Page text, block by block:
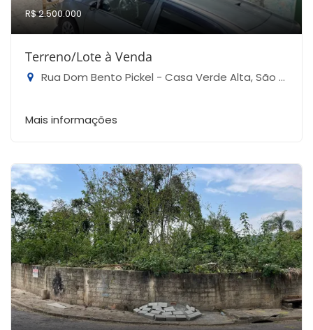
R$ 2.500.000
Terreno/Lote à Venda
Rua Dom Bento Pickel - Casa Verde Alta, São Paulo-SP
Mais informações